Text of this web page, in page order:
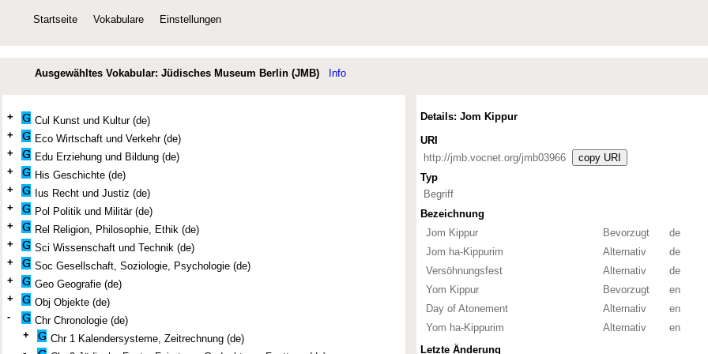
Startseite Vokabulare Einstellungen
Ausgewähltes Vokabular: Jüdisches Museum Berlin (JMB) Info
+
Cul Kunst und Kultur (de)
+
Eco Wirtschaft und Verkehr (de)
+
Edu Erziehung und Bildung (de)
+
His Geschichte (de)
+
Ius Recht und Justiz (de)
+
Pol Politik und Militär (de)
+
Rel Religion, Philosophie, Ethik (de)
+
Sci Wissenschaft und Technik (de)
+
Soc Gesellschaft, Soziologie, Psychologie (de)
+
Geo Geografie (de)
+
Obj Objekte (de)
-
Chr Chronologie (de)
+
Chr 1 Kalendersysteme, Zeitrechnung (de)
Details: Jom Kippur
URI
http://jmb.vocnet.org/jmb03966
copy URI
Typ
Begriff
Bezeichnung
Jom Kippur
Bevorzugt
de
Jom ha-Kippurim
Alternativ
de
Versöhnungsfest
Alternativ
de
Yom Kippur
Bevorzugt
en
Day of Atonement
Alternativ
en
Yom ha-Kippurim
Alternativ
en
Letzte Änderung